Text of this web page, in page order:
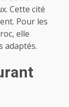
Cette cité
Pour les
elle
adaptés.